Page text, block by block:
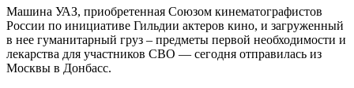
Машина УАЗ, приобретенная Союзом кинематографистов
России по инициативе Гильдии актеров кино, и загруженный
в нее гуманитарный груз – предметы первой необходимости и
лекарства для участников СВО — сегодня отправилась из
Москвы в Донбасс.